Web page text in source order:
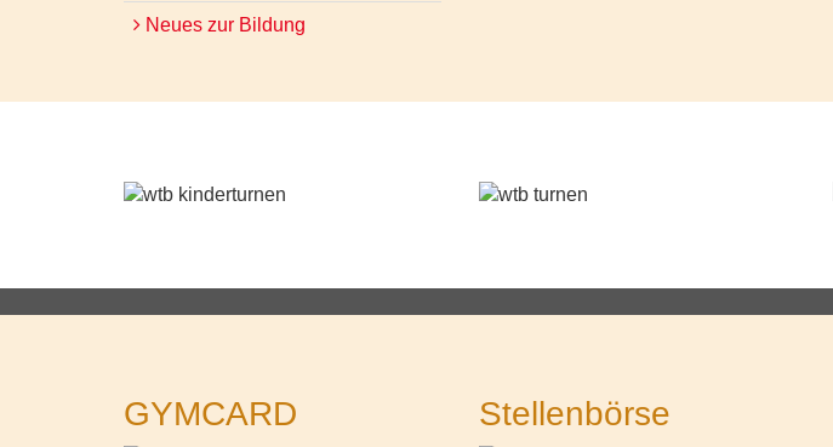
Neues zur Bildung
GYMCARD Stellenbörse